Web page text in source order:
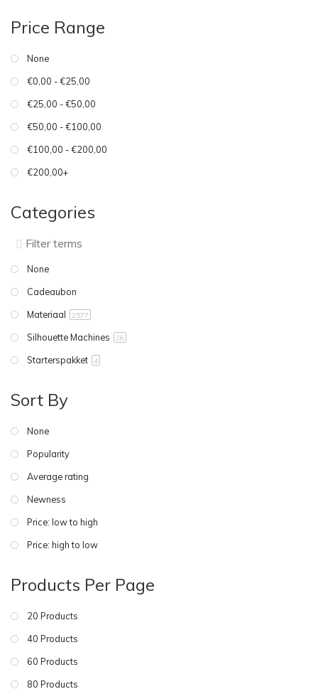
Price Range
None
€0,00 - €25,00
€25,00 - €50,00
€50,00 - €100,00
€100,00 - €200,00
€200,00+
Categories
None
Cadeaubon
Materiaal
2577
Silhouette Machines 26
Starterspakket 4
Sort By
None
Popularity
Average rating
Newness
Price: low to high
Price: high to low
Products Per Page
20 Products
40 Products
60 Products
80 Products